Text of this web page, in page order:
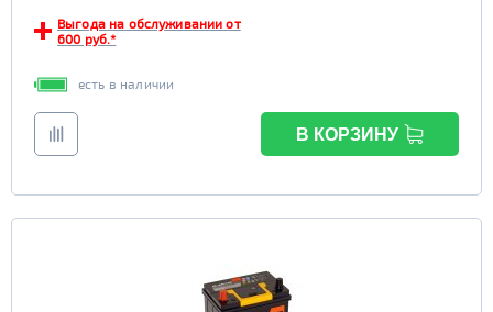
Выгода на обслуживании от
600 руб.*
есть в наличии
В КОРЗИНУ